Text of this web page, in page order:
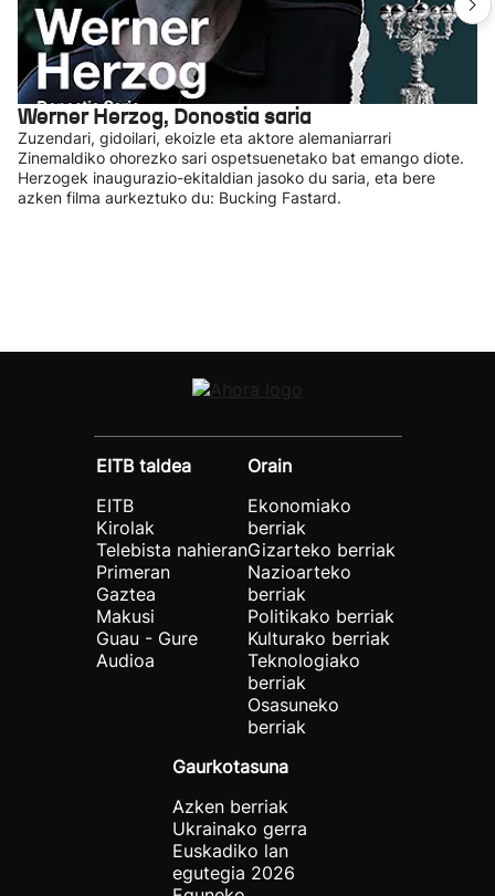
Werner Herzog, Donostia saria
Zuzendari, gidoilari, ekoizle eta aktore alemaniarrari
Zinemaldiko ohorezko sari ospetsuenetako bat emango diote.
Herzogek inaugurazio-ekitaldian jasoko du saria, eta bere
azken filma aurkeztuko du: Bucking Fastard.
EITB taldea
EITB
Kirolak
Telebista nahieran
Primeran
Gaztea
Makusi
Guau - Gure
Audioa
Orain
Ekonomiako
berriak
Gizarteko berriak
Nazioarteko
berriak
Politikako berriak
Kulturako berriak
Teknologiako
berriak
Osasuneko
berriak
Gaurkotasuna
Azken berriak
Ukrainako gerra
Euskadiko lan
egutegia 2026